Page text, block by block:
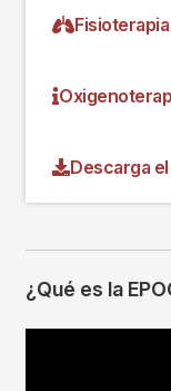
Descarga
¿Qué es la